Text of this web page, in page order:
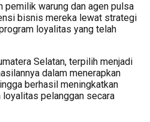
pemilik warung dan agen pulsa
bisnis mereka lewat strategi
loyalitas yang telah
Selatan, terpilih menjadi
dalam menerapkan
berhasil meningkatkan
loyalitas pelanggan secara